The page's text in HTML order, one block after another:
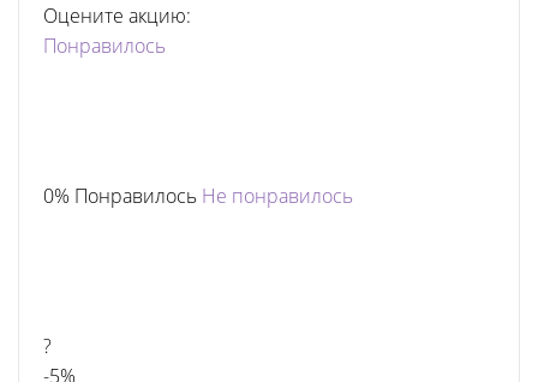
Оцените акцию:
Понравилось
0% Понравилось Не понравилось
?
-5%